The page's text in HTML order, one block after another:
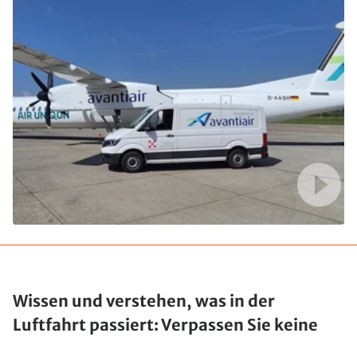
Wissen und verstehen, was in der
Luftfahrt passiert: Verpassen Sie keine